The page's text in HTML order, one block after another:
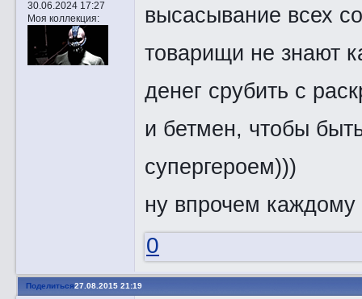
30.06.2024 17:27
Моя коллекция:
высасывание всех
товарищи не знают
денег срубить с
и бетмен, чтобы
супергероем)))
ну впрочем
0
Поделиться27.08.2015 21:19